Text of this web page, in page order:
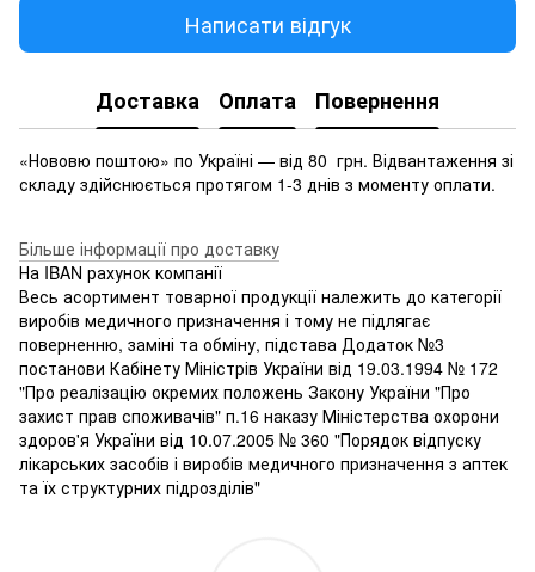
Написати відгук
Доставка Оплата Повернення
«Нововю поштою» по Україні — від 80 грн. Відвантаження зі
складу здійснюється протягом 1-3 днів з моменту оплати.
Більше інформації про доставку
На IBAN рахунок компанії
Весь асортимент товарної продукції належить до категорії
виробів медичного призначення і тому не підлягає
поверненню, заміні та обміну, підстава Додаток №3
постанови Кабінету Міністрів України від 19.03.1994 № 172
"Про реалізацію окремих положень Закону України "Про
захист прав споживачів" п.16 наказу Міністерства охорони
здоров'я України від 10.07.2005 № 360 "Порядок відпуску
лікарських засобів і виробів медичного призначення з аптек
та їх структурних підрозділів"